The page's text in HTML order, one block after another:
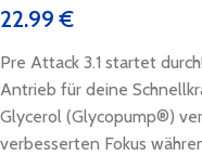
22.99€
Pre Attack 3.1 startet
Antrieb für deine
Glycerol (Glycopump®)
verbesserten Fokus